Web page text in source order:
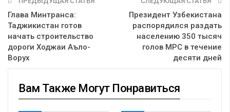
Глава Минтранса:
Таджикистан готов
начать строительство
дороги Ходжаи Аъло-
Ворух
Президент Узбекистана
распорядился раздать
населению 350 тысяч
голов МРС в течение
десяти дней
Вам Также Могут Понравиться